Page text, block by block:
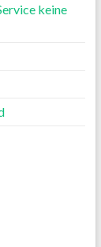
keine